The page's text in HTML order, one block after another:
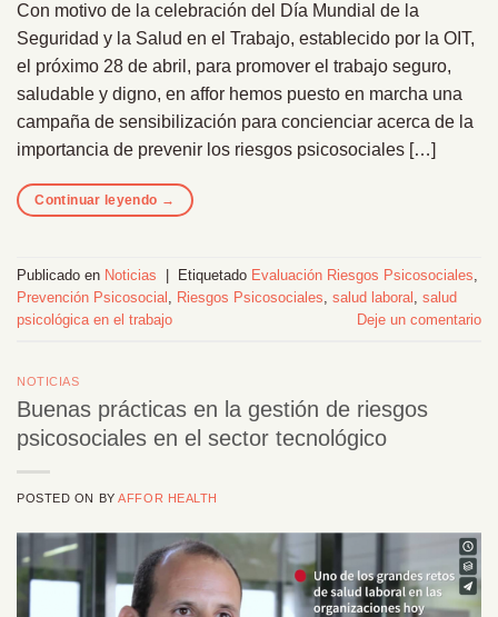
Con motivo de la celebración del Día Mundial de la
Seguridad y la Salud en el Trabajo, establecido por la OIT,
el próximo 28 de abril, para promover el trabajo seguro,
saludable y digno, en affor hemos puesto en marcha una
campaña de sensibilización para concienciar acerca de la
importancia de prevenir los riesgos psicosociales […]
Continuar leyendo →
Publicado en Noticias Etiquetado Evaluación Riesgos Psicosociales,
Prevención Psicosocial , Riesgos Psicosociales, salud laboral , salud
psicológica en el trabajo
Deje un comentario
NOTICIAS
Buenas prácticas en la gestión de riesgos
psicosociales en el sector tecnológico
POSTED ON BYAFFOR HEALTH